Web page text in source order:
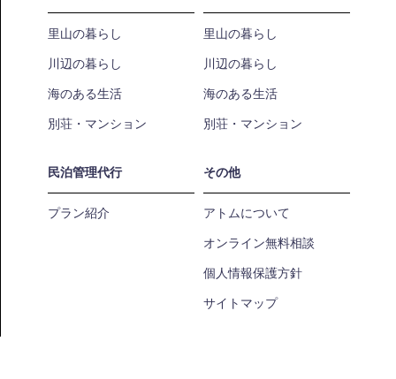
里山の暮らし
川辺の暮らし
海のある生活
別荘・マンション
里山の暮らし
川辺の暮らし
海のある生活
別荘・マンション
民泊管理代行
プラン紹介
その他
アトムについて
オンライン無料相談
個人情報保護方針
サイトマップ